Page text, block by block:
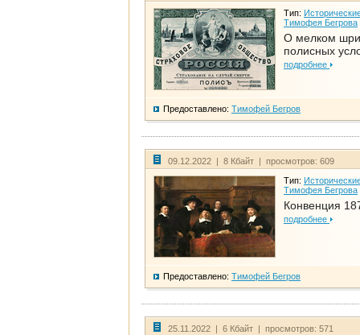
Тип:
Тимофея Бегрова
О мелком
полисных
подробнее
Предоставлено: Тимофей Бегров
09.12.2022 | 8 Кбайт | просмотров: 609
Тип:
Тимофея Бегрова
Конвенция
подробнее
Предоставлено: Тимофей Бегров
25.11.2022 | 6 Кбайт | просмотров: 571